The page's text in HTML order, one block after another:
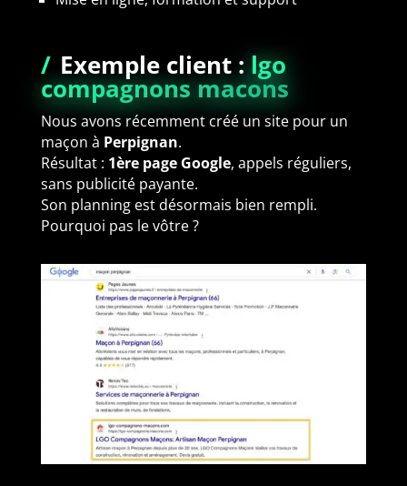
/ Exemple client :lgo
compagnons macons
Nous avons récemment créé un site pour un
maçon à Perpignan.
Résultat : 1ère page Google, appels réguliers,
sans publicité payante.
Son planning est désormais bien rempli.
Pourquoi pas le vôtre ?